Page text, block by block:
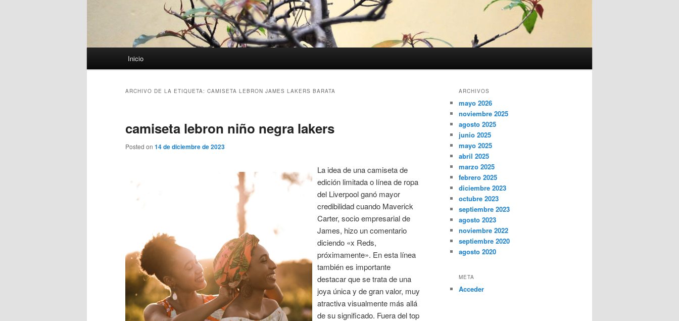
Inicio
ARCHIVO DE LA ETIQUETA: CAMISETA LEBRON JAMES LAKERS BARATA
camiseta lebron niño negra lakers
Posted on 14 de diciembre de 2023
La idea de una camiseta de
edición limitada o línea de ropa
del Liverpool ganó mayor
credibilidad cuando Maverick
Carter, socio empresarial de
James, hizo un comentario
diciendo «x Reds,
próximamente». En esta línea
también es importante
destacar que se trata de una
joya única y de gran valor, muy
atractiva visualmente más allá
de su significado. Fuera del top
ARCHIVOS
mayo 2026
noviembre 2025
agosto 2025
junio 2025
mayo 2025
abril 2025
marzo 2025
febrero 2025
diciembre 2023
octubre 2023
septiembre 2023
agosto 2023
noviembre 2022
septiembre 2020
agosto 2020
META
Acceder